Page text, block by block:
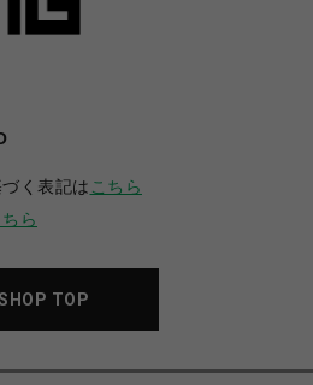
く表記は こちら
ちら
TOP